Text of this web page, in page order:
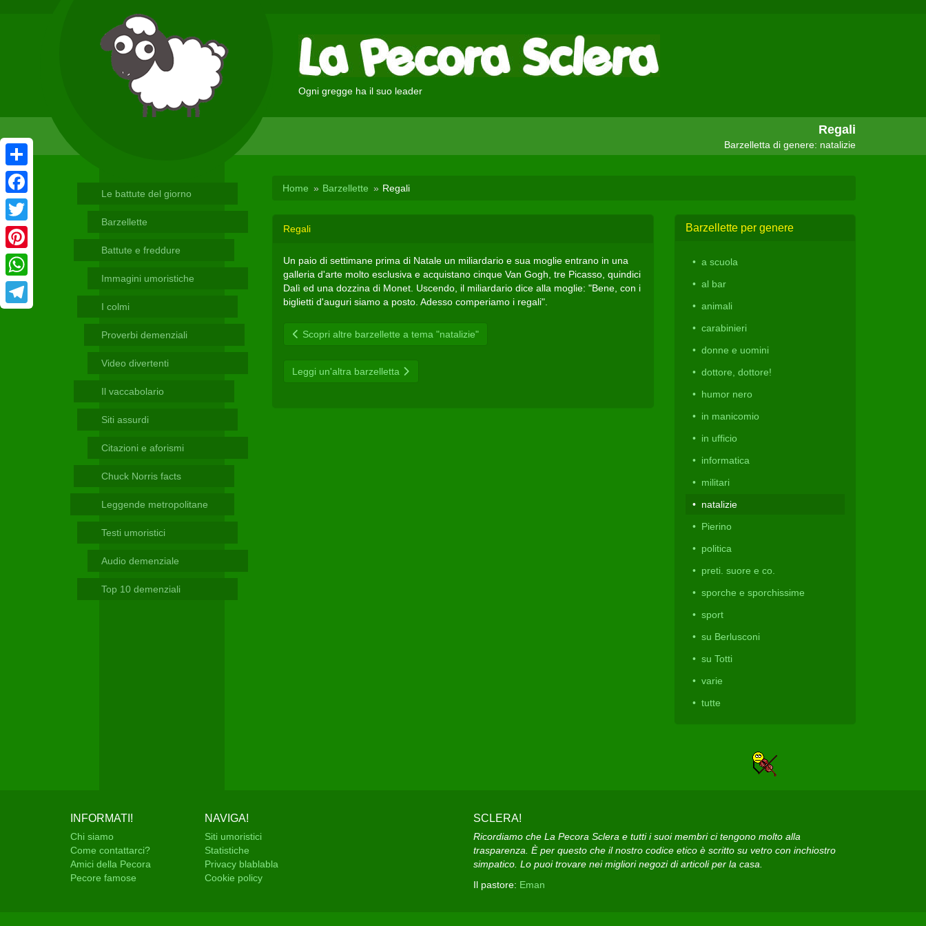
Ogni gregge ha il suo leader
Regali
Barzelletta di genere: natalizie
Le battute del giorno
Barzellette
Battute e freddure
Immagini umoristiche
I colmi
Proverbi demenziali
Video divertenti
Il vaccabolario
Siti assurdi
Citazioni e aforismi
Chuck Norris facts
Leggende metropolitane
Testi umoristici
Audio demenziale
Top 10 demenziali
Home Barzellette Regali
Regali
Un paio di settimane prima di Natale un miliardario e sua moglie entrano in una
galleria d'arte molto esclusiva e acquistano cinque Van Gogh, tre Picasso, quindici
Dalì ed una dozzina di Monet. Uscendo, il miliardario dice alla moglie: "Bene, con i
biglietti d'auguri siamo a posto. Adesso comperiamo i regali".
Scopri altre barzellette a tema "natalizie"
Leggi un'altra barzelletta
Barzellette per genere
a scuola
al bar
animali
carabinieri
donne e uomini
dottore, dottore!
humor nero
in manicomio
in ufficio
informatica
militari
natalizie
Pierino
politica
preti. suore e co.
sporche e sporchissime
sport
su Berlusconi
su Totti
varie
tutte
INFORMATI!
Chi siamo
Come contattarci?
Amici della Pecora
Pecore famose
NAVIGA!
Siti umoristici
Statistiche
Privacy blablabla
Cookie policy
SCLERA!
Ricordiamo che La Pecora Sclera e tutti i suoi membri ci tengono molto alla
trasparenza. È per questo che il nostro codice etico è scritto su vetro con inchiostro
simpatico. Lo puoi trovare nei migliori negozi di articoli per la casa.
Il pastore: Eman
Condividi
Facebook
Twitter
Pinterest
WhatsApp